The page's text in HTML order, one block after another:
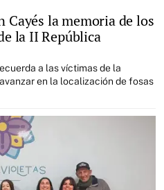
Cayés la memoria de los
la II República
a las víctimas de la
en la localización de fosas